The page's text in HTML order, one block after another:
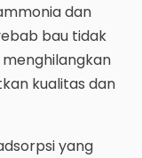
dan
bau tidak
menghilangkan
kualitas dan
yang